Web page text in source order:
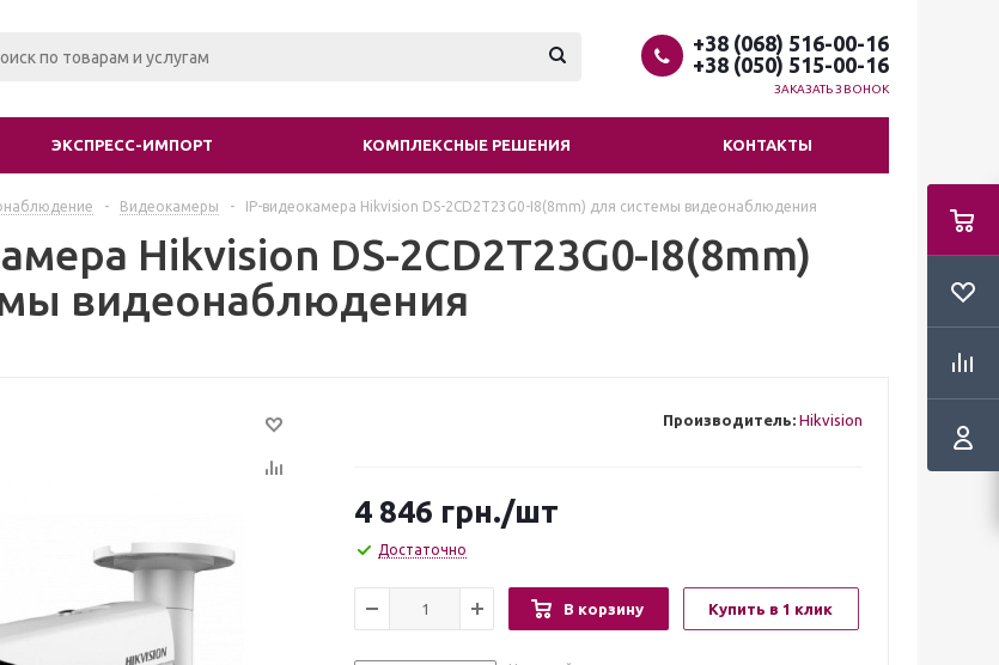
+38 (068) 516-00-16
+38 (050) 515-00-16
ЗАКАЗАТЬ ЗВОНОК
ЭКСПРЕСС-ИМПОРТ КОМПЛЕКСНЫЕ РЕШЕНИЯ КОНТАКТЫ
- Видеокамеры - IP-видеокамера Hikvision DS-2CD2T23G0-I8(8mm) для системы видеонаблюдения
Hikvision DS-2CD2T23G0-I8(8mm)
видеонаблюдения
Производитель: Hikvision
4 846 грн./шт
Достаточно
В корзину Купить в 1 клик